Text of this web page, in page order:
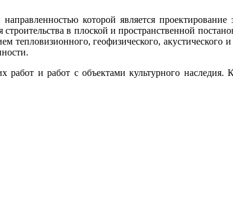
которой является
в плоской и пространственной
геофизического, акустического и
работ и работ с объектами культурного